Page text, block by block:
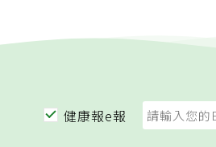
健康報e報